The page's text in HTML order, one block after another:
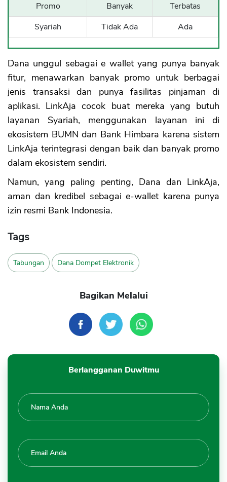
Promo
Banyak
Terbatas
Syariah
Tidak Ada Ada
Dana unggul sebagai e wallet yang punya banyak
fitur, menawarkan banyak promo untuk berbagai
jenis transaksi dan punya fasilitas pinjaman di
aplikasi. LinkAja cocok buat mereka yang butuh
layanan Syariah, menggunakan layanan ini di
ekosistem BUMN dan Bank Himbara karena sistem
LinkAja terintegrasi dengan baik dan banyak promo
dalam ekosistem sendiri.
Namun, yang paling penting, Dana dan LinkAja,
aman dan kredibel sebagai e-wallet karena punya
izin resmi Bank Indonesia.
Tags
Tabungan Dana Dompet Elektronik
Bagikan Melalui
Berlangganan Duwitmu